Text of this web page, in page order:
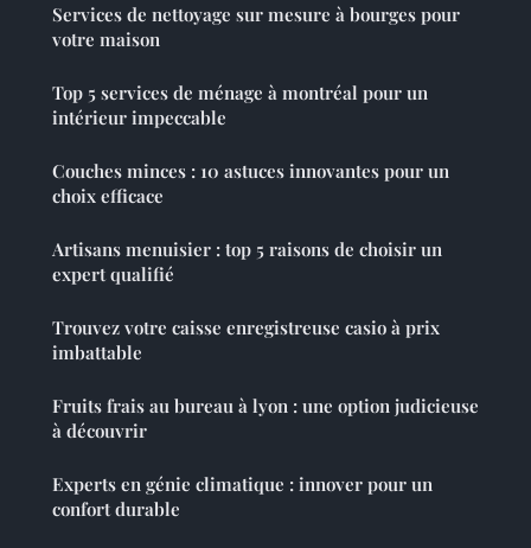
Services de nettoyage sur mesure à bourges pour
votre maison
Top 5 services de ménage à montréal pour un
intérieur impeccable
Couches minces : 10 astuces innovantes pour un
choix efficace
Artisans menuisier : top 5 raisons de choisir un
expert qualifié
Trouvez votre caisse enregistreuse casio à prix
imbattable
Fruits frais au bureau à lyon : une option judicieuse
à découvrir
Experts en génie climatique : innover pour un
confort durable